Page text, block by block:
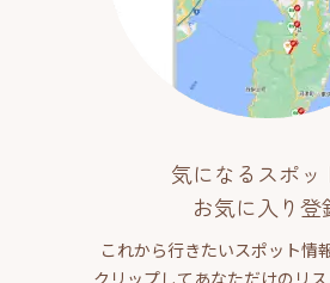
気になるスポッ
お気に入り登
これから行きたいスポット情